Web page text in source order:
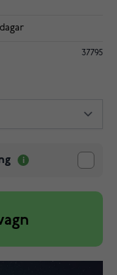
37795